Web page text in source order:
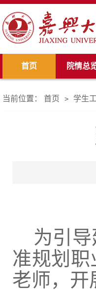
首页 院情总
当前位置： 首页 > 学生
为引
准规划职
老师，开